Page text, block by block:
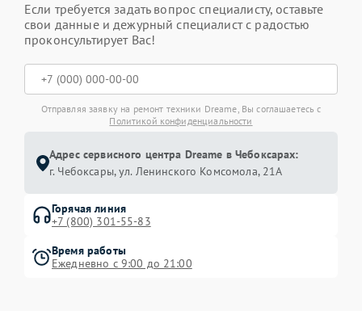
Если требуется задать вопрос специалисту, оставьте
свои данные и дежурный специалист с радостью
проконсультирует Вас!
Отправляя заявку на ремонт техники Dreame, Вы соглашаетесь с
Политикой конфиденциальности
Адрес сервисного центра Dreame в Чебоксарах:
г. Чебоксары, ул. Ленинского Комсомола, 21А
Горячая линия
+7 (800) 301-55-83
Время работы
Ежедневно с 9:00 до 21:00